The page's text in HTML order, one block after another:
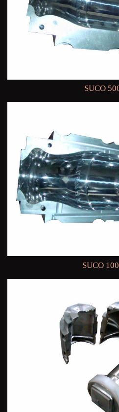
SUCO
SUCO